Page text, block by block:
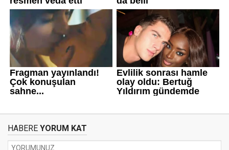
HABERE YORUM KAT